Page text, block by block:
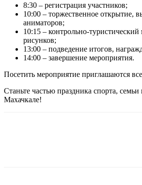
8:30 – регистрация участников;
10:00 – торжественное открытие,
аниматоров;
10:15 – контрольно-
рисунков;
13:00 – подведение итогов,
14:00 – завершение мероприятия.
Посетить мероприятие приглашаются
Станьте частью праздника спорта,
Махачкале!